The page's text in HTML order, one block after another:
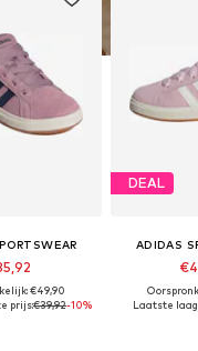
€49,90
prijs:€39,92-10%
DEAL
ADIDAS
Laatste